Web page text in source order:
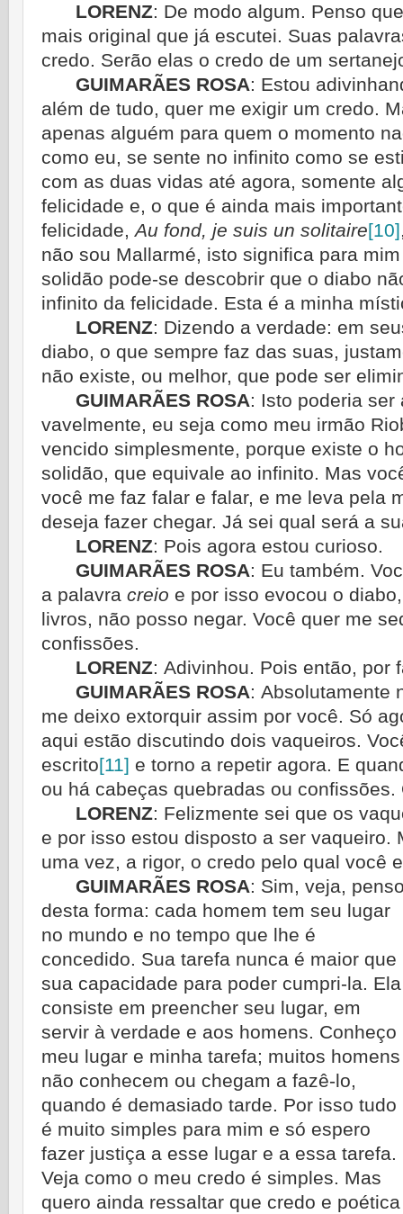
LORENZ: De modo algum. Penso
mais original que já escutei. Suas
credo. Serão elas o credo de um
GUIMARÃES ROSA: Estou
além de tudo, quer me exigir um credo.
apenas alguém para quem o momento
como eu, se sente no infinito como se
com as duas vidas até agora, somente
felicidade e, o que é ainda mais
felicidade,Au fond, je suis un solitaire[10]
não sou Mallarmé, isto significa para
solidão pode-se descobrir que o diabo
infinito da felicidade. Esta é a minha
LORENZ: Dizendo a verdade: em
diabo, o que sempre faz das suas,
não existe, ou melhor, que pode ser
GUIMARÃES ROSA: Isto poderia
vavelmente, eu seja como meu irmão
vencido simplesmente, porque existe o
solidão, que equivale ao infinito. Mas
você me faz falar e falar, e me leva pela
deseja fazer chegar. Já sei qual será a
LORENZ: Pois agora estou curioso.
GUIMARÃES ROSA: Eu também.
a palavra creio e por isso evocou o
livros, não posso negar. Você quer me
confissões.
LORENZ: Adivinhou. Pois então, por
GUIMARÃES ROSA: Absolutamente
me deixo extorquir assim por você. Só
aqui estão discutindo dois vaqueiros.
escrito[11] e torno a repetir agora. E
ou há cabeças quebradas ou
LORENZ: Felizmente sei que os
e por isso estou disposto a ser vaqueiro.
uma vez, a rigor, o credo pelo qual você
GUIMARÃES ROSA: Sim, veja,
desta forma: cada homem tem seu lugar
no mundo e no tempo que lhe é
concedido. Sua tarefa nunca é maior que
sua capacidade para poder cumpri-la. Ela
consiste em preencher seu lugar, em
servir à verdade e aos homens. Co­nheço
meu lugar e minha tarefa; muitos homens
não conhecem ou chegam a fazê-lo,
quando é demasiado tarde. Por isso tudo
é muito simples para mim e só espero
fazer justiça a esse lugar e a essa ta­refa.
Veja como o meu credo é simples. Mas
quero ainda ressaltar que credo e poética